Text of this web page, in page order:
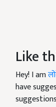
Like
Hey! I am
have